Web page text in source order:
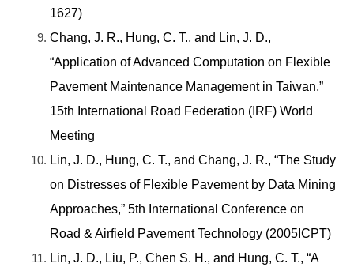
1627)
Chang, J. R., Hung, C. T., and Lin, J. D.,
“Application of Advanced Computation on Flexible
Pavement Maintenance Management in Taiwan,”
15th International Road Federation (IRF) World
Meeting
Lin, J. D., Hung, C. T., and Chang, J. R., “The Study
on Distresses of Flexible Pavement by Data Mining
Approaches,” 5th International Conference on
Road & Airfield Pavement Technology (2005ICPT)
Lin, J. D., Liu, P., Chen S. H., and Hung, C. T., “A